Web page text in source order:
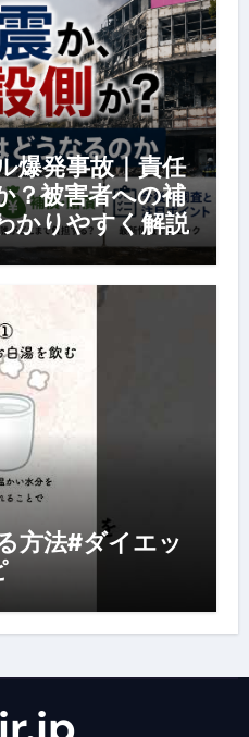
爆発事故｜責任
？被害者への補
かりやすく解説
方法#ダイエッ